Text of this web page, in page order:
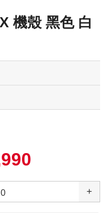
機殼 黑色 白
+